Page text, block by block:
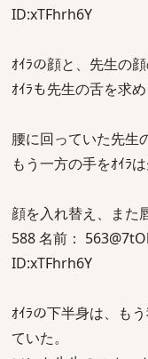
ID:xTFhrh6Y
ｵｲﾗの顔と、先生の
ｵｲﾗも先生の舌を求
腰に回っていた先生
もう一方の手をｵｲﾗ
顔を入れ替え、また
588 名前：
ID:xTFhrh6Y
ｵｲﾗの下半身は、も
ていた。